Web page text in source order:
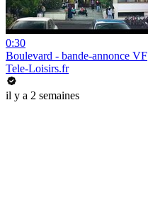
0:30
Boulevard - bande-annonce VF
Tele-Loisirs.fr
il y a 2 semaines